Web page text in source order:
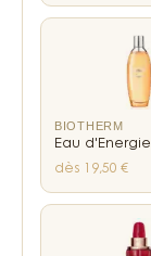
BIOTHERM
Eau d'Energie
dès 19,50 €